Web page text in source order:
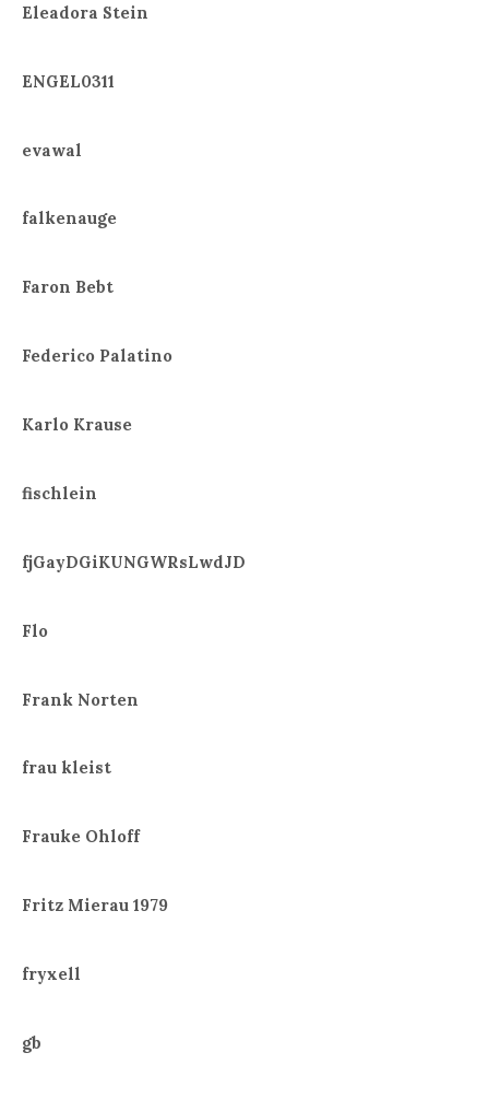
Eleadora Stein
ENGEL0311
evawal
falkenauge
Faron Bebt
Federico Palatino
Karlo Krause
fischlein
fjGayDGiKUNGWRsLwdJD
Flo
Frank Norten
frau kleist
Frauke Ohloff
Fritz Mierau 1979
fryxell
gb